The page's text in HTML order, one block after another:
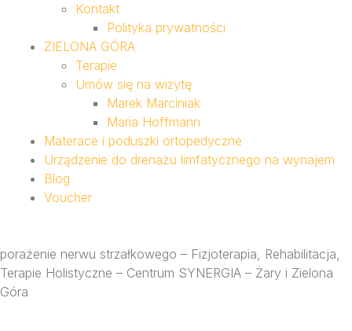
Kontakt
Polityka prywatności
ZIELONA GÓRA
Terapie
Umów się na wizytę
Marek Marciniak
Maria Hoffmann
Materace i poduszki ortopedyczne
Urządzenie do drenażu limfatycznego na wynajem
Blog
Voucher
porażenie nerwu strzałkowego – Fizjoterapia, Rehabilitacja,
Terapie Holistyczne – Centrum SYNERGIA – Żary i Zielona
Góra